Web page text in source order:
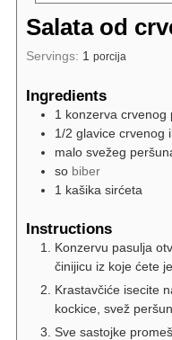
Salata od
Servings: 1 porcija
Ingredients
1 konzerva crvenog
1/2 glavice crvenog
malo svežeg
so biber
1 kašika sirćeta
Instructions
Konzervu pasulja
činijicu iz koje ćete
Krastavčiće isecite
kockice, svež
Sve sastojke